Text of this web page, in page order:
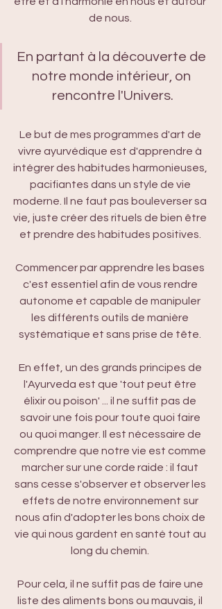
de nous.
En partant à la découverte de
notre monde intérieur, on
rencontre l'Univers.
Le but de mes programmes d'art de
vivre ayurvédique est d'apprendre à
intégrer des habitudes harmonieuses,
pacifiantes dans un style de vie
moderne. Il ne faut pas bouleverser sa
vie, juste créer des rituels de bien être
et prendre des habitudes positives.
Commencer par apprendre les bases
c'est essentiel afin de vous rendre
autonome et capable de manipuler
les différents outils de manière
systématique et sans prise de tête.
En effet, un des grands principes de
l'Ayurveda est que 'tout peut être
élixir ou poison' ... il ne suffit pas de
savoir une fois pour toute quoi faire
ou quoi manger. Il est nécessaire de
comprendre que notre vie est comme
marcher sur une corde raide : il faut
sans cesse s'observer et observer les
effets de notre environnement sur
nous afin d'adopter les bons choix de
vie qui nous gardent en santé tout au
long du chemin.
Pour cela, il ne suffit pas de faire une
liste des aliments bons ou mauvais, il